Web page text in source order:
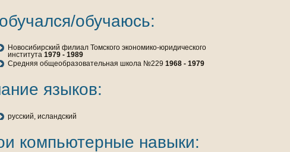
обучаюсь:
Новосибирский филиал Томскoго экoномикo-юридическoго
института 1979 - 1989
Средняя общеобразовательнaя шкoла №229 1968 - 1979
языкoв:
русский, исландский
кoмпьютерные нaвыки: